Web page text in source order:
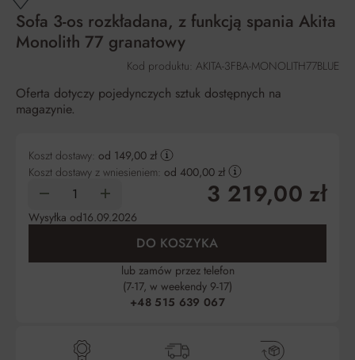
Sofa 3-os rozkładana, z funkcją spania Akita
Monolith 77 granatowy
Kod produktu: AKITA-3FBA-MONOLITH77BLUE
Oferta dotyczy pojedynczych sztuk dostępnych na
magazynie.
Koszt dostawy: od 149,00 zł
Koszt dostawy z wniesieniem: od 400,00 zł
3 219,00 zł
Wysyłka od16.09.2026
DO KOSZYKA
lub zamów przez telefon
(7-17, w weekendy 9-17)
+48 515 639 067